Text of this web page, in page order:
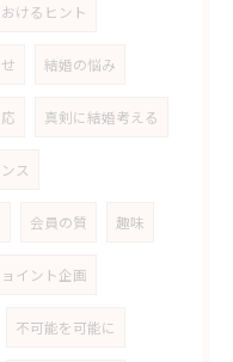
けるヒント
結婚の悩み
真剣に結婚考える
ス
会員の質 趣味
イント企画
不可能を可能に